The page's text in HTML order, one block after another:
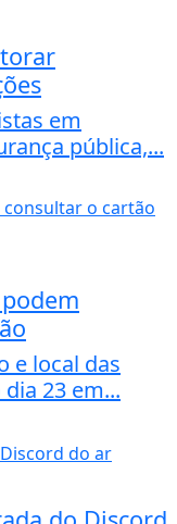
em
pública,...
e local das
23 em...